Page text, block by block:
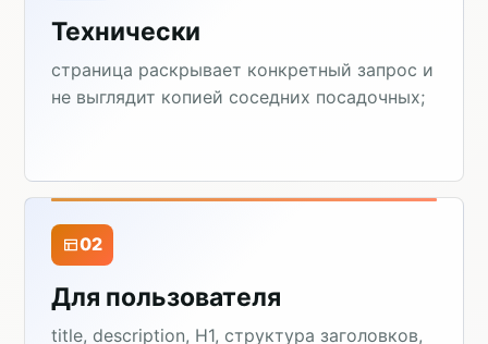
Технически
страница раскрывает конкретный запрос и
не выглядит копией соседних посадочных;
02
Для пользователя
title, description, H1, структура заголовков,